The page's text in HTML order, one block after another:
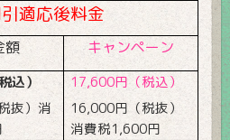
適応後料金
額 キャンペーン
込）
抜）消
17,600円（税込）
16,000円（税抜）
消費税1,600円